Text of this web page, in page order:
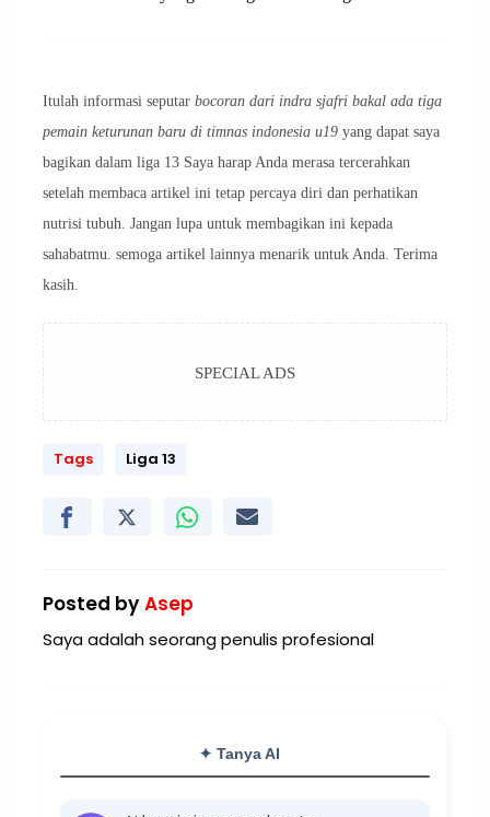
Itulah informasi seputar bocoran dari indra sjafri bakal ada tiga
pemain keturunan baru di timnas indonesia u19yang dapat saya
bagikan dalam liga 13 Saya harap Anda merasa tercerahkan
setelah membaca artikel ini tetap percaya diri dan perhatikan
nutrisi tubuh. Jangan lupa untuk membagikan ini kepada
sahabatmu. semoga artikel lainnya menarik untuk Anda. Terima
kasih.
SPECIAL ADS
Tags Liga 13
Posted by Asep
Saya adalah seorang penulis profesional
✦ Tanya AI